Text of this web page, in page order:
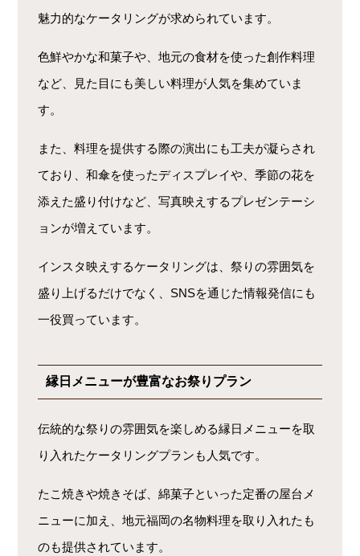
魅力的なケータリングが求められています。
色鮮やかな和菓子や、地元の食材を使った創作料理
など、見た目にも美しい料理が人気を集めていま
す。
また、料理を提供する際の演出にも工夫が凝らされ
ており、和傘を使ったディスプレイや、季節の花を
添えた盛り付けなど、写真映えするプレゼンテーシ
ョンが増えています。
インスタ映えするケータリングは、祭りの雰囲気を
盛り上げるだけでなく、SNSを通じた情報発信にも
一役買っています。
縁日メニューが豊富なお祭りプラン
伝統的な祭りの雰囲気を楽しめる縁日メニューを取
り入れたケータリングプランも人気です。
たこ焼きや焼きそば、綿菓子といった定番の屋台メ
ニューに加え、地元福岡の名物料理を取り入れたも
のも提供されています。